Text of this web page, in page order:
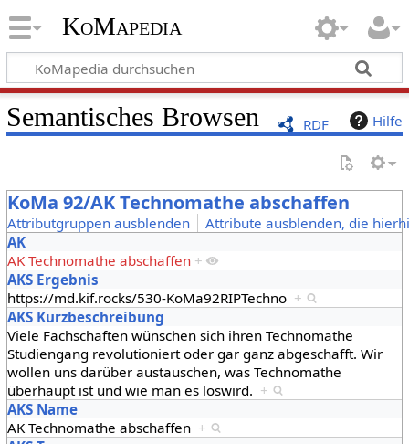
KoMapedia
RDF Hilfe
Semantisches Browsen
KoMa 92/AK Technomathe abschaffen
Attributgruppen ausblenden
Attribute ausblenden, die
AK
AK Technomathe abschaffen +
AKS Ergebnis
https://md.kif.rocks/530-KoMa92RIPTechno +
AKS Kurzbeschreibung
Viele Fachschaften wünschen sich ihren Technomathe
Studiengang revolutioniert oder gar ganz abgeschafft. Wir
wollen uns darüber austauschen, was Technomathe
überhaupt ist und wie man es loswird. +
AKS Name
AK Technomathe abschaffen +